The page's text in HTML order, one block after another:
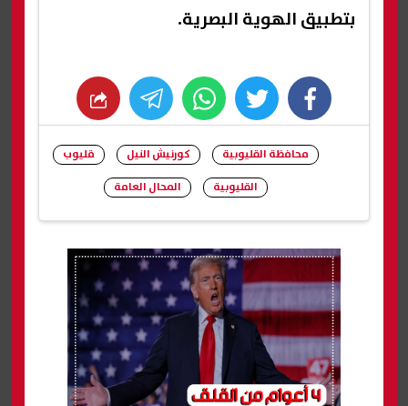
بتطبيق الهوية البصرية.
facebook
twitter
whats
محافظة القليوبية كورنيش النيل
قليوب
القليوبية
المحال العامة